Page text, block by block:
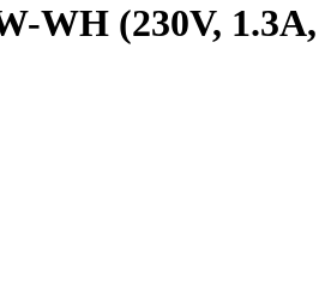
WH (230V,